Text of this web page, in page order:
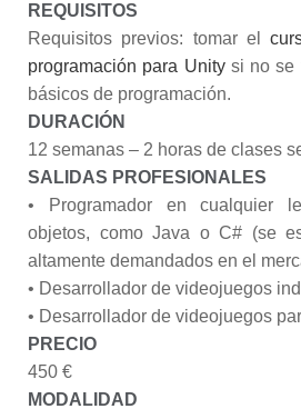
REQUISITOS
Requisitos previos: tomar el
programación para Unitysi no se
básicos de programación.
DURACIÓN
12 semanas – 2 horas de clases
SALIDAS PROFESIONALES
• Programador en cualquier
objetos, como Java o C# (se
altamente demandados en el
• Desarrollador de videojuegos
• Desarrollador de videojuegos
PRECIO
450 €
MODALIDAD